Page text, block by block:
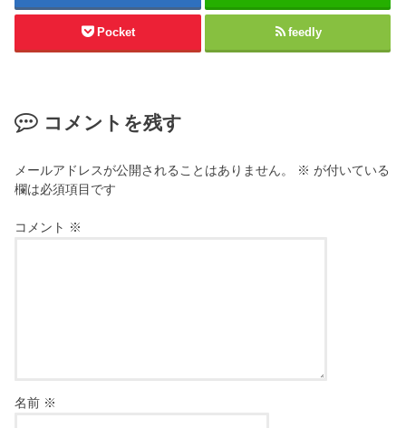
Pocket feedly
コメントを残す
メールアドレスが公開されることはありません。 ※ が付いている
欄は必須項目です
コメント ※
名前 ※